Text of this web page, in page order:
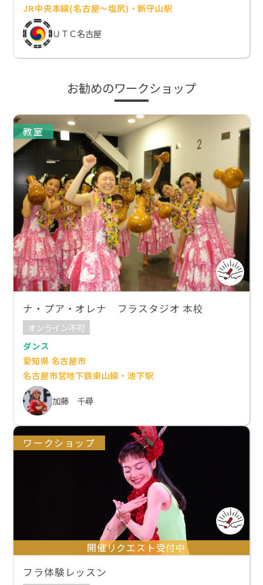
JR中央本線(名古屋～塩尻)・新守山駅
ＵＴＣ名古屋
お勧めのワークショップ
教室
ナ・プア・オレナ フラスタジオ 本校
オンライン不可
ダンス
愛知県 名古屋市
名古屋市営地下鉄東山線・池下駅
加藤 千尋
ワークショップ
開催リクエスト受付中
フラ体験レッスン